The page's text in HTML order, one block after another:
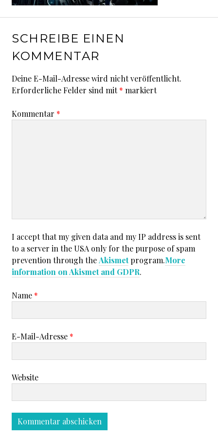
SCHREIBE EINEN
KOMMENTAR
Deine E-Mail-Adresse wird nicht veröffentlicht.
Erforderliche Felder sind mit* markiert
Kommentar *
I accept that my given data and my IP address is sent
to a server in the USA only for the purpose of spam
prevention through theAkismetprogram.More
information on Akismet and GDPR.
Name *
E-Mail-Adresse *
Website